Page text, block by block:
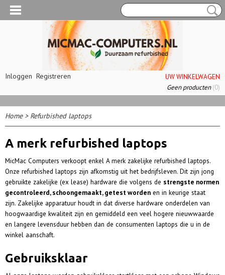
Inloggen Registreren
UW WINKELWAGEN
Geen producten(0)
Home> Refurbished laptops
A merk refurbished laptops
MicMac Computers verkoopt enkel A merk zakelijke refurbished laptops.
Onze refurbished laptops zijn afkomstig uit het bedrijfsleven. Dit zijn jong
gebruikte zakelijke (ex lease) hardware die volgens de strengste normen
gecontroleerd, schoongemaakt, getest worden en in keurige staat
zijn. Zakelijke apparatuur houdt in dat diverse hardware onderdelen van
hoogwaardige kwaliteit zijn en gemiddeld een veel hogere nieuwwaarde
en langere levensduur hebben dan de consumenten laptops die u in de
winkel aanschaft.
Gebruiksklaar